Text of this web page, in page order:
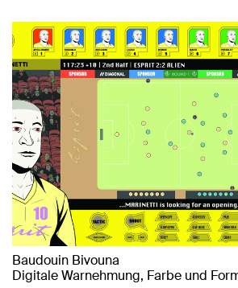
Baudouin Bivouna
Digitale Warnehmung, Farbe und